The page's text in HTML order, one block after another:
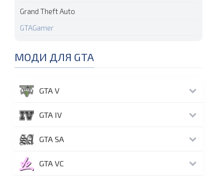
Grand Theft Auto
GTAGamer
МОДИ ДЛЯ GTA
GTA V
GTA IV
GTA SA
GTA VC